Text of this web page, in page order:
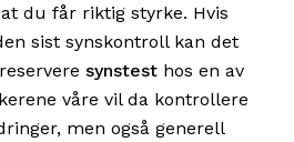
du får riktig styrke. Hvis
sist synskontroll kan det
synstest hos en av
våre vil da kontrollere
men også generell